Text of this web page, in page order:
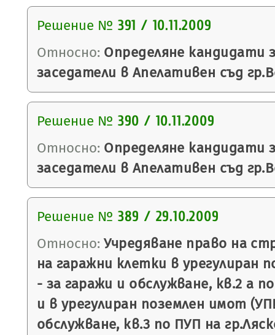
Решение № 391 / 10.11.2009
Относно: Определяне кандидати
заседатели в Апелативен съд
Решение № 390 / 10.11.2009
Относно: Определяне кандидати
заседатели в Апелативен съд
Решение № 389 / 29.10.2009
Относно: Учредяване право на
на гаражни клетки в урегулиран
- за гаражи и обслужване, кв.2 а
и в урегулиран поземлен имот
обслужване, кв.3 по ПУП на